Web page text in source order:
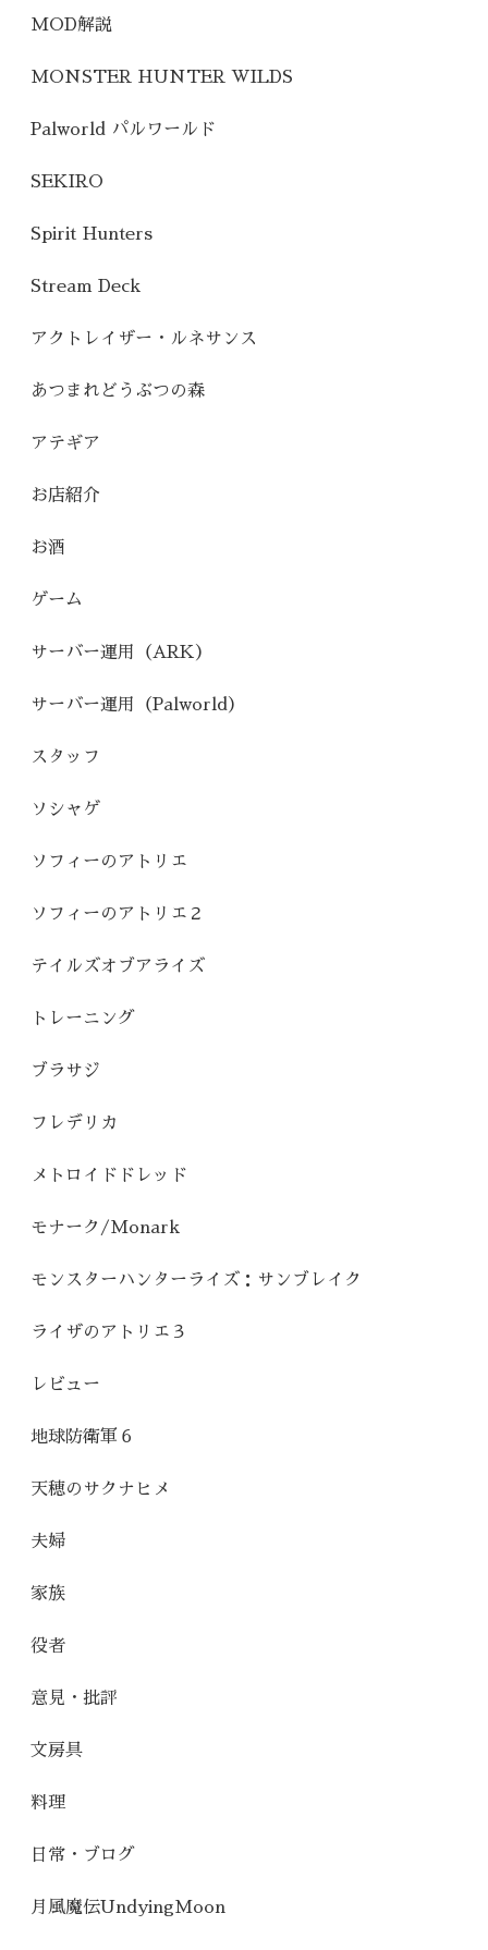
MOD解説
MONSTER HUNTER WILDS
Palworld パルワールド
SEKIRO
Spirit Hunters
Stream Deck
アクトレイザー・ルネサンス
あつまれどうぶつの森
アテギア
お店紹介
お酒
ゲーム
サーバー運用（ARK）
サーバー運用（Palworld）
スタッフ
ソシャゲ
ソフィーのアトリエ
ソフィーのアトリエ２
テイルズオブアライズ
トレーニング
ブラサジ
フレデリカ
メトロイドドレッド
モナーク/Monark
モンスターハンターライズ：サンブレイク
ライザのアトリエ３
レビュー
地球防衛軍６
天穂のサクナヒメ
夫婦
家族
役者
意見・批評
文房具
料理
日常・ブログ
月風魔伝UndyingMoon